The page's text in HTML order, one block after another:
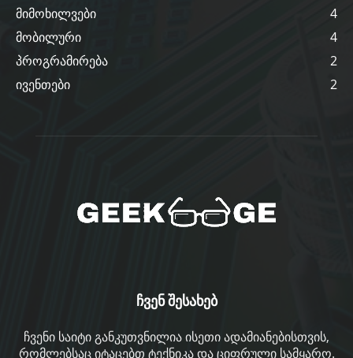
მიმოხილვები
4
მობილური
4
პროგრამირება
2
ივენთები
2
ჩვენ შესახებ
ჩვენი საიტი განკუთვნილია ისეთი ადამიანებისთვის,
რომლებსაც იტაცებთ ტექნიკა და ციფრული სამყარო.